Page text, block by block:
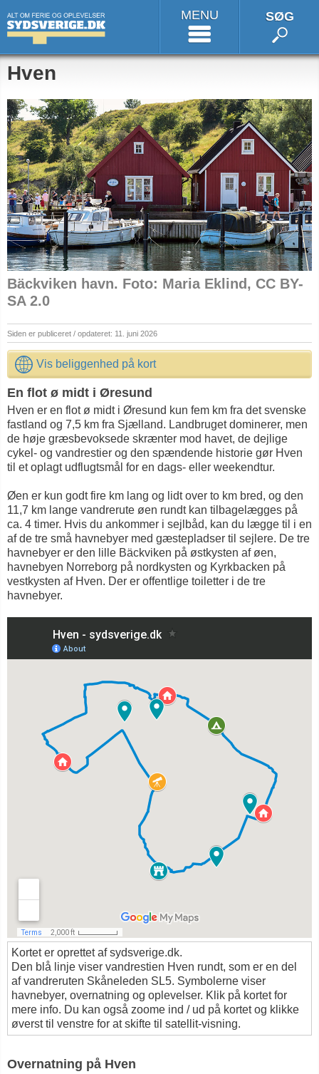
MENU SØG
Hven
Bäckviken havn. Foto: Maria Eklind, CC BY-
SA 2.0
Siden er publiceret / opdateret: 11. juni 2026
Vis beliggenhed på kort
En flot ø midt i Øresund
Hven er en flot ø midt i Øresund kun fem km fra det svenske
fastland og 7,5 km fra Sjælland. Landbruget dominerer, men
de høje græsbevoksede skrænter mod havet, de dejlige
cykel- og vandrestier og den spændende historie gør Hven
til et oplagt udflugtsmål for en dags- eller weekendtur.
Øen er kun godt fire km lang og lidt over to km bred, og den
11,7 km lange vandrerute øen rundt kan tilbagelægges på
ca. 4 timer. Hvis du ankommer i sejlbåd, kan du lægge til i en
af de tre små havnebyer med gæstepladser til sejlere. De tre
havnebyer er den lille Bäckviken på østkysten af øen,
havnebyen Norreborg på nordkysten og Kyrkbacken på
vestkysten af Hven. Der er offentlige toiletter i de tre
havnebyer.
Kortet er oprettet af sydsverige.dk.
Den blå linje viser vandrestien Hven rundt, som er en del
af vandreruten Skåneleden SL5. Symbolerne viser
havnebyer, overnatning og oplevelser. Klik på kortet for
mere info. Du kan også zoome ind / ud på kortet og klikke
øverst til venstre for at skifte til satellit-visning.
Overnatning på Hven